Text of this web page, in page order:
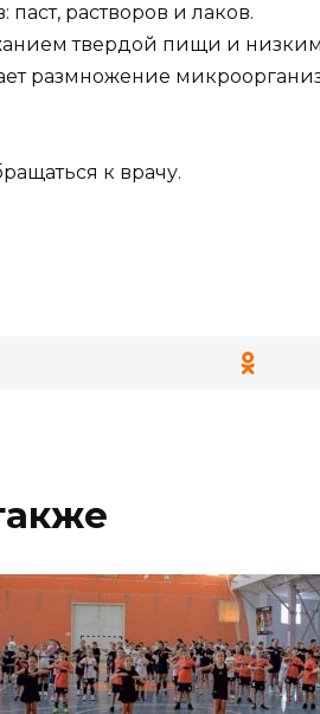
растворов и лаков.
твердой пищи и низким
размножение
к врачу.